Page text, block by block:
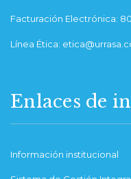
Facturación Electrónica:
Línea Ética:
Enlaces de
Información institucional